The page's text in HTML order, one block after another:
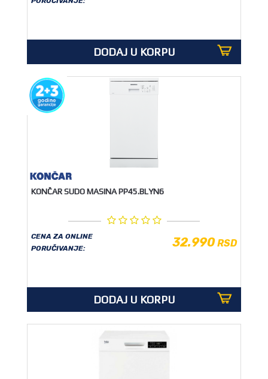
DODAJ U KORPU
KONČAR SUDO MASINA PP45.BLYN6
CENA ZA ONLINE
PORUČIVANJE:
32.990RSD
DODAJ U KORPU